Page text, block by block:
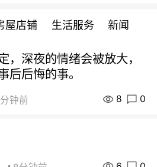
/天起 ~包拼房
每周铁发！
屋店铺 生活服务 新闻
，深夜的情绪会被放大，
后后悔的事。
钟前 8 0